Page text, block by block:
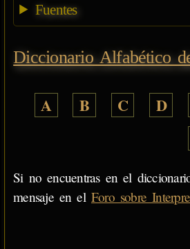
Fuentes
Diccionario Alfabético
A B C D
Si no encuentras en el
mensaje en el Foro sobre